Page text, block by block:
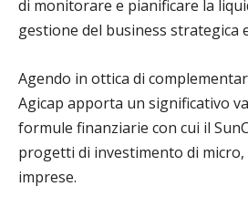
di monitorare e pianificare la
gestione del business strategica
Agendo in ottica di
Agicap apporta un significativo
formule finanziarie con cui il
progetti di investimento di micro,
imprese.